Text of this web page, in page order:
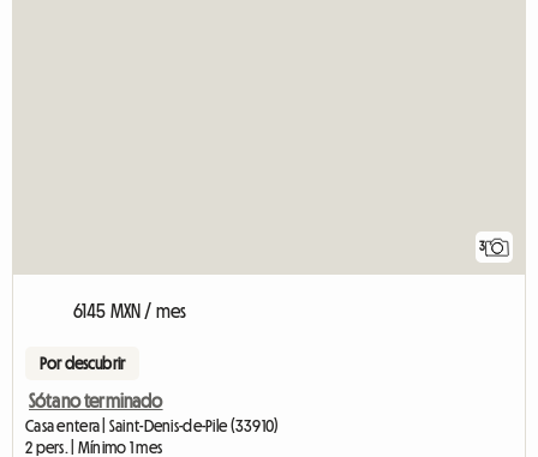
3
6145 MXN / mes
Por descubrir
Sótano terminado
Casa entera | Saint-Denis-de-Pile (33910)
2 pers. | Mínimo 1 mes